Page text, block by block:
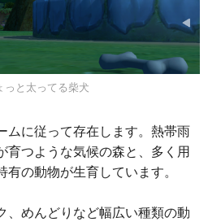
っと太ってる柴犬
ムに従って存在します。熱帯雨
育つような気候の森と、多く用
の動物が生育しています。
、めんどりなど幅広い種類の動